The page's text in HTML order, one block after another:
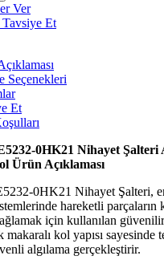
Ver
Tavsiye Et
Seçenekleri
Et
0HK21 Nihayet Şalteri
Ürün Açıklaması
0HK21 Nihayet Şalteri,
hareketli parçaların
için kullanılan
makaralı kol yapısı sayesinde
algılama gerçekleştirir.